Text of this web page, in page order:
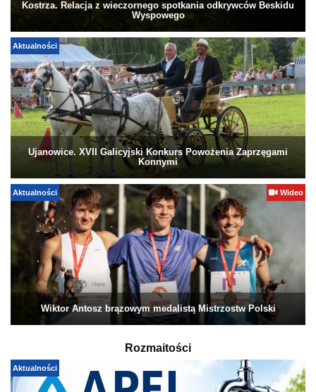
Kostrza. Relacja z wieczornego spotkania odkrywców Beskidu
Wyspowego
Aktualności
Ujanowice. XVII Galicyjski Konkurs Powożenia Zaprzęgami
Konnymi
Aktualności Wideo
Wiktor Antosz brązowym medalistą Mistrzostw Polski
Rozmaitości
Aktualności